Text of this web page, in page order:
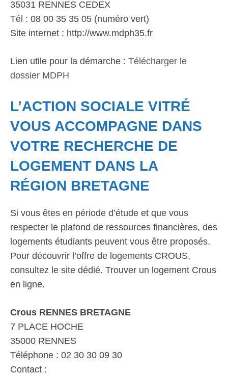
35031 RENNES CEDEX
Tél : 08 00 35 35 05 (numéro vert)
Site internet : http://www.mdph35.fr
Lien utile pour la démarche : Télécharger le
dossier MDPH
L’ACTION SOCIALE VITRÉ
VOUS ACCOMPAGNE DANS
VOTRE RECHERCHE DE
LOGEMENT DANS LA
RÉGION BRETAGNE
Si vous êtes en période d’étude et que vous
respecter le plafond de ressources financières, des
logements étudiants peuvent vous être proposés.
Pour découvrir l’offre de logements CROUS,
consultez le site dédié. Trouver un logement Crous
en ligne.
Crous RENNES BRETAGNE
7 PLACE HOCHE
35000 RENNES
Téléphone : 02 30 30 09 30
Contact :